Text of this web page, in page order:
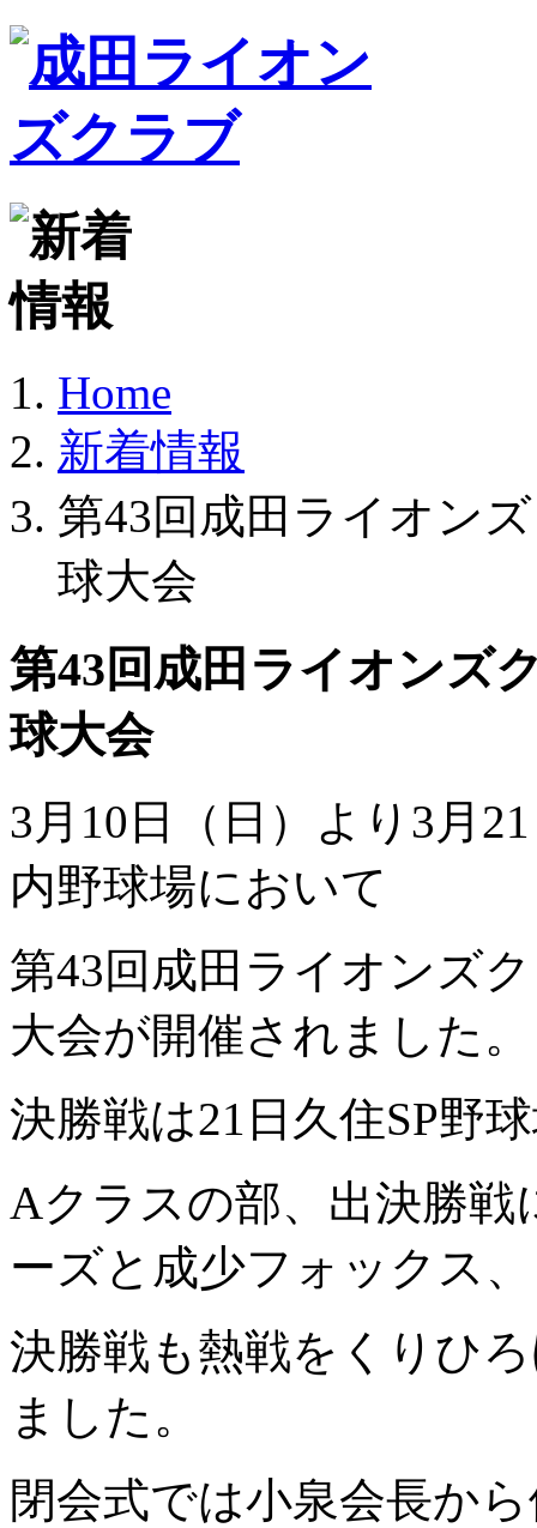
Home
新着情報
第43回成田ライオン
球大会
第43回成田ライオンズ
球大会
3 月 10 日（日）より 3 月 21
内野球場において
第43回成田ライオンズ
大会が開催されました。
決勝戦は21 日久住SP野
Aクラスの部、出決勝
ーズと成少フォックス、
決勝戦も熱戦をくりひ
ました。
閉会式では小泉会長か